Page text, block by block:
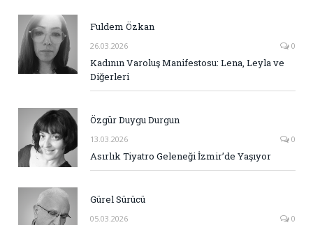
Fuldem Özkan
26.03.2026 0
Kadının Varoluş Manifestosu: Lena, Leyla ve
Diğerleri
Özgür Duygu Durgun
13.03.2026 0
Asırlık Tiyatro Geleneği İzmir’de Yaşıyor
Gürel Sürücü
05.03.2026 0